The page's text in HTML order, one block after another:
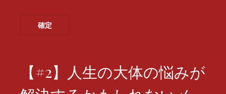
【#2】人生の大体の悩みが